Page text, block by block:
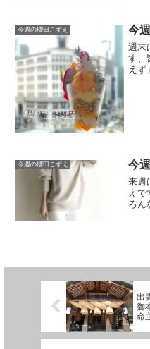
今週の櫻田こずえ 今
週末
す、
えず
今週の櫻田こずえ 今
来週
えで
ろん
出
御
命